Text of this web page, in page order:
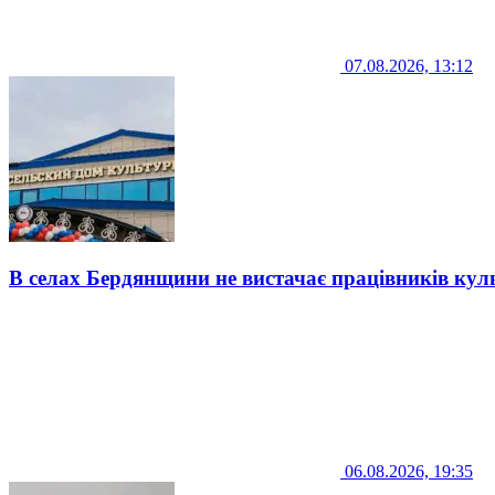
07.08.2026, 13:12
В селах Бердянщини не вистачає працівників
06.08.2026, 19:35